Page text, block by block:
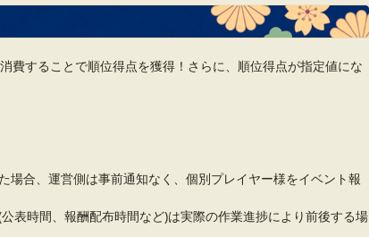
費することで順位得点を獲得！さらに、順位得点が指定値にな
合、運営側は事前通知なく、個別プレイヤー様をイベント報
表時間、報酬配布時間など)は実際の作業進捗により前後する場